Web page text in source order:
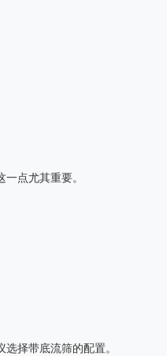
点尤其重要。
择带底流筛的配置。